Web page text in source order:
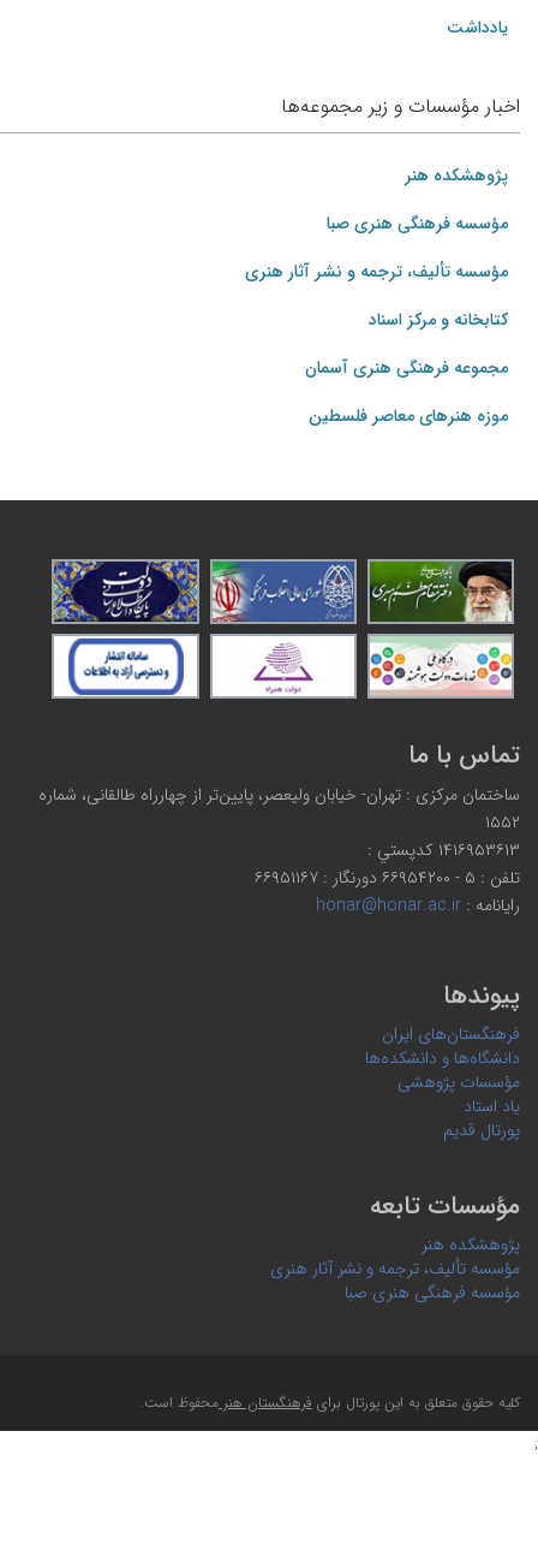
یادداشت
اخبار مؤسسات و زیر مجموعه‌ها
پژوهشکده هنر
مؤسسه فرهنگی هنری صبا
مؤسسه تألیف، ترجمه و نشر آثار هنری
کتابخانه و مرکز اسناد
مجموعه فرهنگی هنری آسمان
موزه هنرهای‌ معاصر فلسطین
تماس با ما
ساختمان مرکزی : تهران- خیابان ولیعصر، پایین‌تر از چهارراه طالقانی، شماره
۱۵۵۲
۱۴۱۶۹۵۳۶۱۳ كدپستي :
تلفن : ۵ - ۶۶۹۵۴۲۰۰ دورنگار : ۶۶۹۵۱۱۶۷
رایانامه :honar@honar.ac.ir
پیوندها
فرهنگستان‌های ایران
دانشگاه‌ها و دانشکده‌ها
مؤسسات پژوهشی
یاد استاد
پورتال قدیم
مؤسسات تابعه
پژوهشکده هنر
مؤسسه تألیف، ترجمه و نشر آثار هنری
مؤسسه فرهنگی هنری صبا
کلیه حقوق متعلق به این پورتال برایفرهنگستان هنرمحفوظ است.